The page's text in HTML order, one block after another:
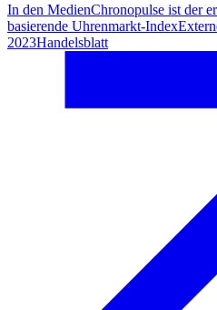
In den MedienChronopulse ist der
basierende Uhrenmarkt-Index
2023Handelsblatt